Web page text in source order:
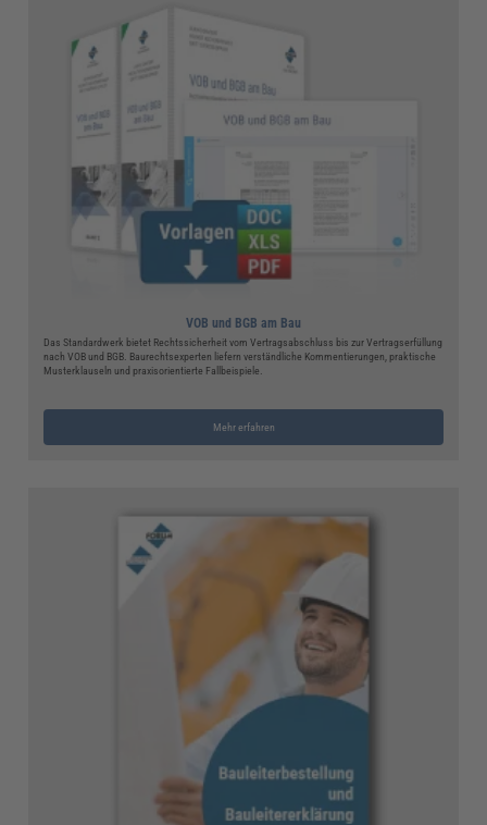
VOB und BGB am Bau
Das Standardwerk bietet Rechtssicherheit vom Vertragsabschluss bis zur Vertragserfüllung
nach VOB und BGB. Baurechtsexperten liefern verständliche Kommentierungen, praktische
Musterklauseln und praxisorientierte Fallbeispiele.
Mehr erfahren